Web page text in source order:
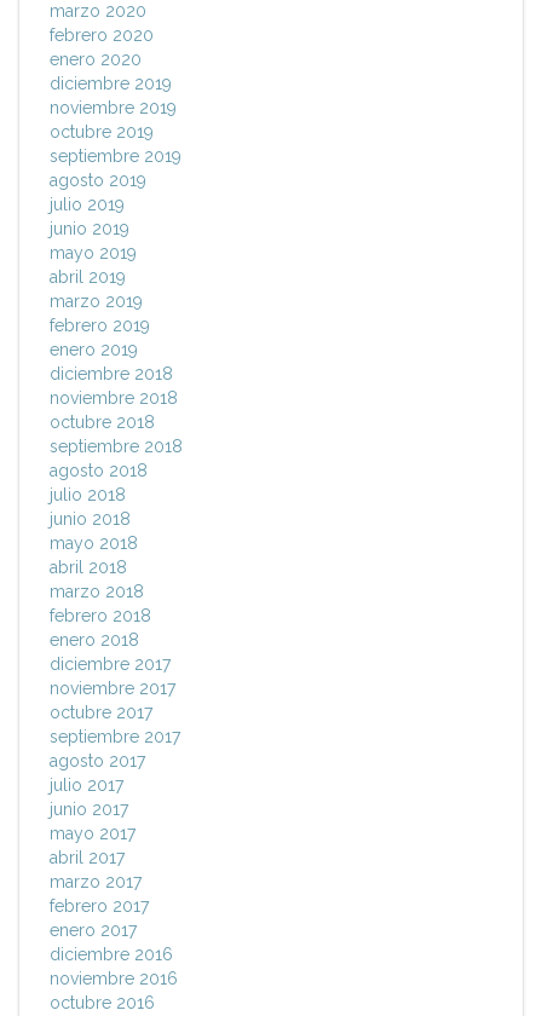
marzo 2020
febrero 2020
enero 2020
diciembre 2019
noviembre 2019
octubre 2019
septiembre 2019
agosto 2019
julio 2019
junio 2019
mayo 2019
abril 2019
marzo 2019
febrero 2019
enero 2019
diciembre 2018
noviembre 2018
octubre 2018
septiembre 2018
agosto 2018
julio 2018
junio 2018
mayo 2018
abril 2018
marzo 2018
febrero 2018
enero 2018
diciembre 2017
noviembre 2017
octubre 2017
septiembre 2017
agosto 2017
julio 2017
junio 2017
mayo 2017
abril 2017
marzo 2017
febrero 2017
enero 2017
diciembre 2016
noviembre 2016
octubre 2016